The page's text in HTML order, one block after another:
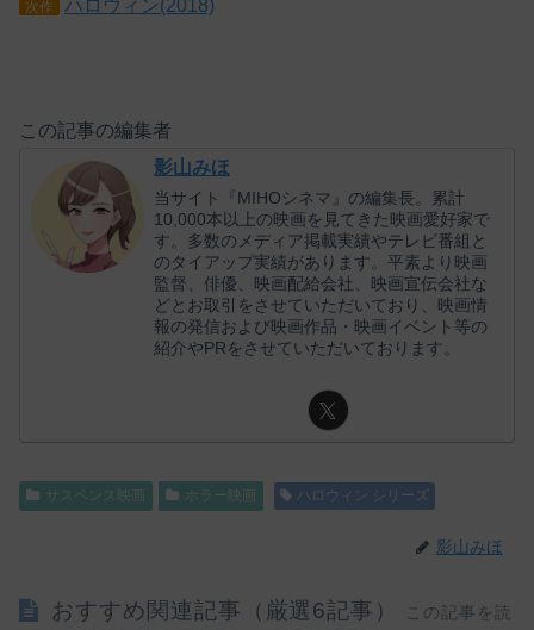
次作 ハロウィン(2018)
この記事の編集者
影山みほ
当サイト『MIHOシネマ』の編集長。累計
10,000本以上の映画を見てきた映画愛好家で
す。多数のメディア掲載実績やテレビ番組と
のタイアップ実績があります。平素より映画
監督、俳優、映画配給会社、映画宣伝会社な
どとお取引をさせていただいており、映画情
報の発信および映画作品・映画イベント等の
紹介やPRをさせていただいております。
サスペンス映画 ホラー映画 ハロウィン シリーズ
影山みほ
おすすめ関連記事（厳選6記事）
この記事を読